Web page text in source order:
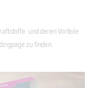
und deren Vorteile
zu finden.